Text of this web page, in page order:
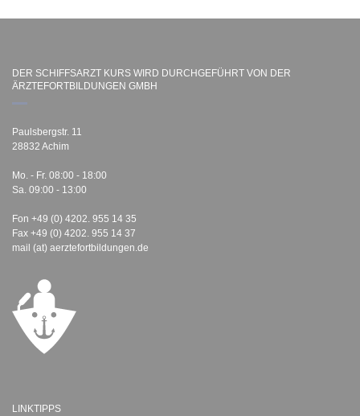
DER SCHIFFSARZT KURS WIRD DURCHGEFÜHRT VON DER
ÄRZTEFORTBILDUNGEN GMBH
Paulsbergstr. 11
28832 Achim
Mo. - Fr. 08:00 - 18:00
Sa. 09:00 - 13:00
Fon +49 (0) 4202. 955 14 35
Fax +49 (0) 4202. 955 14 37
mail (at) aerztefortbildungen.de
LINKTIPPS